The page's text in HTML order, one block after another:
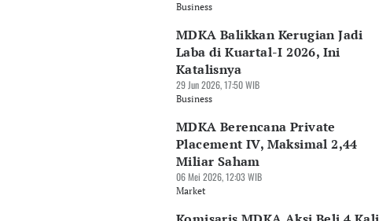
Business
MDKA Balikkan Kerugian Jadi
Laba di Kuartal-I 2026, Ini
Katalisnya
29 Jun 2026, 17:50 WIB
Business
MDKA Berencana Private
Placement IV, Maksimal 2,44
Miliar Saham
06 Mei 2026, 12:03 WIB
Market